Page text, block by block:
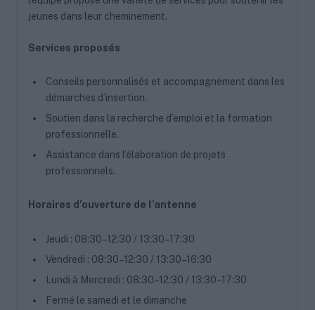
jeunes dans leur cheminement.
Services proposés
Conseils personnalisés et accompagnement dans les
démarches d’insertion.
Soutien dans la recherche d’emploi et la formation
professionnelle.
Assistance dans l’élaboration de projets
professionnels.
Horaires d’ouverture de l’antenne
Jeudi : 08:30–12:30 / 13:30–17:30
Vendredi : 08:30–12:30 / 13:30–16:30
Lundi à Mercredi : 08:30–12:30 / 13:30–17:30
Fermé le samedi et le dimanche